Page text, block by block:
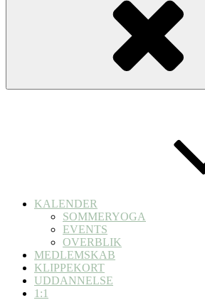
KALENDER
SOMMERYOGA
EVENTS
OVERBLIK
MEDLEMSKAB
KLIPPEKORT
UDDANNELSE
1:1